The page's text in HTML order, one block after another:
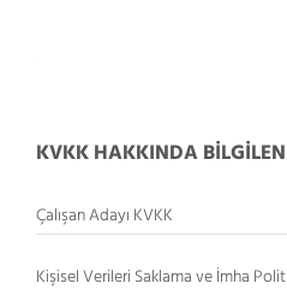
KVKK HAKKINDA
Çalışan Adayı KVKK
Kişisel Verileri Saklama ve İmha